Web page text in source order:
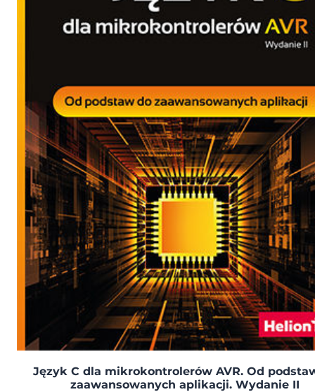
Język C dla mikrokontrolerów AVR. Od
zaawansowanych aplikacji. Wydanie II